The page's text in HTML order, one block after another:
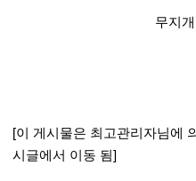
무지
[이 게시물은 최고관리자님에
시글에서 이동 됨]